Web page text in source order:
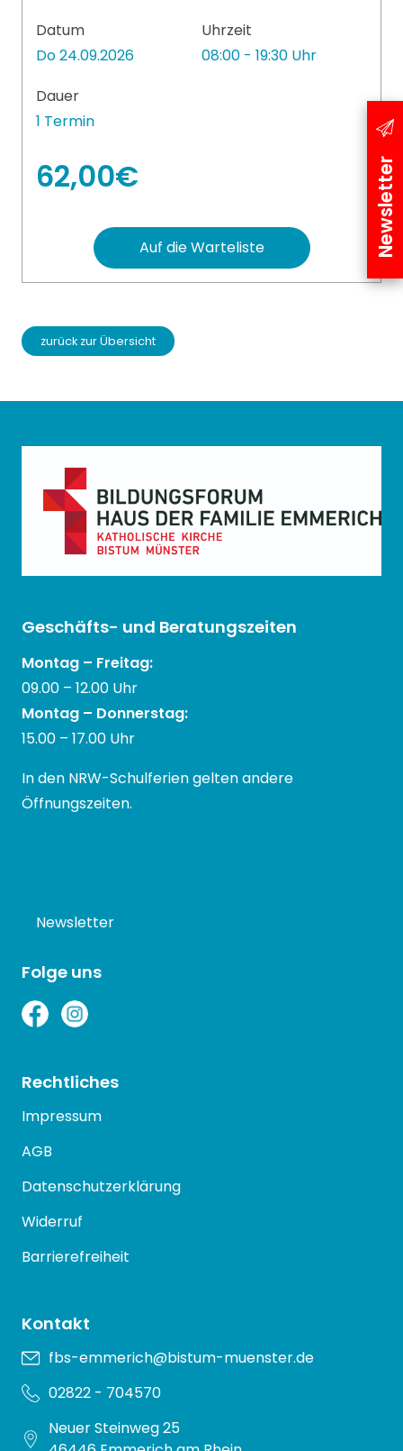
Newsletter
Datum
Do 24.09.2026
Uhrzeit
08:00 - 19:30 Uhr
Dauer
1 Termin
62,00€
Auf die Warteliste
zurück zur Übersicht
Geschäfts- und Beratungszeiten
Montag – Freitag:
09.00 – 12.00 Uhr
Montag – Donnerstag:
15.00 – 17.00 Uhr
In den NRW-Schulferien gelten andere
Öffnungszeiten.
Newsletter
Folge uns
Rechtliches
Impressum
AGB
Datenschutzerklärung
Widerruf
Barrierefreiheit
Kontakt
fbs-emmerich@bistum-muenster.de
02822 - 704570
Neuer Steinweg 25